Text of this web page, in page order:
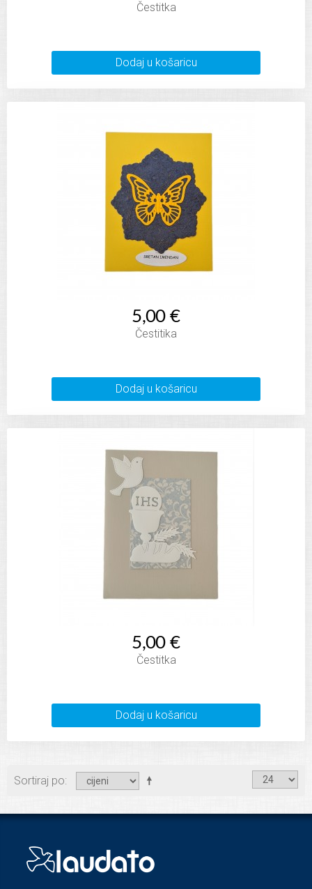
Čestitka
Dodaj u košaricu
5,00 €
Čestitika
Dodaj u košaricu
5,00 €
Čestitka
Dodaj u košaricu
Sortiraj po